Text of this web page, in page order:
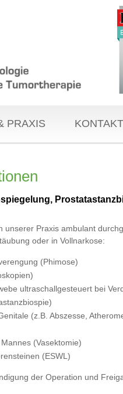
PRAXIS KONTAKT
unserer Praxis ambulant
oder in Vollnarkose:
(Phimose)
ultraschallgesteuert bei
(z.B. Abszesse,
(Vasektomie)
(ESWL)
der Operation und